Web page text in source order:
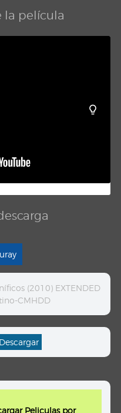
la película
(2010) EXTENDED
CMHDD
Descargar
Peliculas por